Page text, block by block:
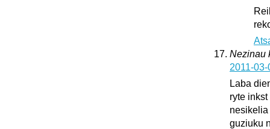
Nezinau
2011-
Laba
ryte
guziuku